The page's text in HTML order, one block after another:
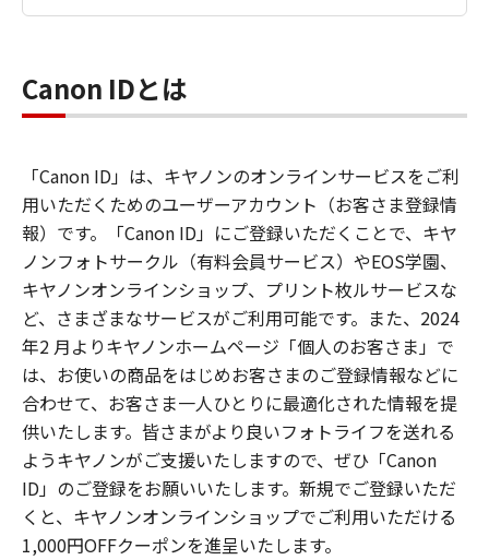
Canon IDとは
「Canon ID」は、キヤノンのオンラインサービスをご利
用いただくためのユーザーアカウント（お客さま登録情
報）です。「Canon ID」にご登録いただくことで、キヤ
ノンフォトサークル（有料会員サービス）やEOS学園、
キヤノンオンラインショップ、プリント枚ルサービスな
ど、さまざまなサービスがご利用可能です。また、2024
年2 月よりキヤノンホームページ「個人のお客さま」で
は、お使いの商品をはじめお客さまのご登録情報などに
合わせて、お客さま一人ひとりに最適化された情報を提
供いたします。皆さまがより良いフォトライフを送れる
ようキヤノンがご支援いたしますので、ぜひ「Canon
ID」のご登録をお願いいたします。新規でご登録いただ
くと、キヤノンオンラインショップでご利用いただける
1,000円OFFクーポンを進呈いたします。